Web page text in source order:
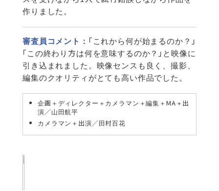
作りました。
審査員コメント： 「これから何が始まるのか？」
「この終わり方は何を意味するのか？」と映像に
引き込まれました。映像センスも良く、撮影、
編集のクオリティがとても高い作品でした。
企画＋ディレクター＋カメラマン＋編集＋MA＋出
演／山田航平
カメラマン＋出演／田村百花